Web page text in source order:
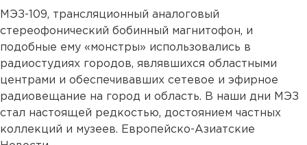
МЭЗ-109, трансляционный аналоговый
стереофонический бобинный магнитофон, и
подобные ему «монстры» использовались в
радиостудиях городов, являвшихся областными
центрами и обеспечивавших сетевое и эфирное
радиовещание на город и область. В наши дни МЭЗ
стал настоящей редкостью, достоянием частных
коллекций и музеев. Европейско-Азиатские